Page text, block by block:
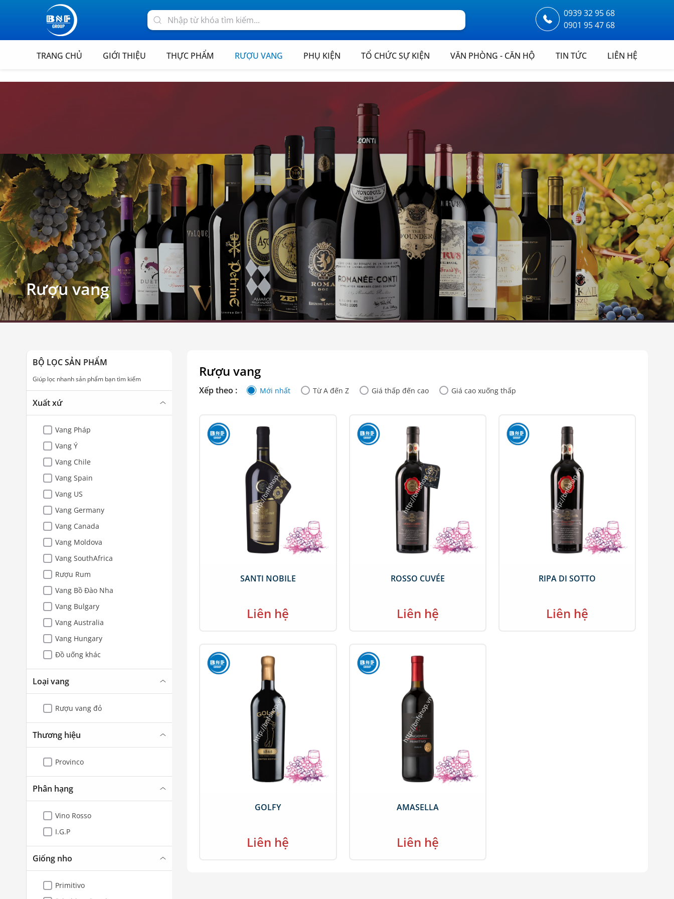
0939 32 95 68
0901 95 47 68
TRANG CHỦ GIỚI THIỆU THỰC PHẨM RƯỢU VANG PHỤ KIỆN TỔ CHỨC SỰ KIỆN VĂN PHÒNG - CĂN HỘ TIN TỨC LIÊN HỆ
Rượu vang
BỘ LỌC SẢN PHẨM
Giúp lọc nhanh sản phẩm bạn tìm kiếm
Xuất xứ
Vang Pháp
Vang Ý
Vang Chile
Vang Spain
Vang US
Vang Germany
Vang Canada
Vang Moldova
Vang SouthAfrica
Rượu Rum
Vang Bồ Đào Nha
Vang Bulgary
Vang Australia
Vang Hungary
Đồ uống khác
Loại vang
Rượu vang đỏ
Thương hiệu
Provinco
Phân hạng
Vino Rosso
I.G.P
Giống nho
Primitivo
Rượu vang
Xếp theo : Mới nhất Từ A đến Z Giá thấp đến cao Giá cao xuống thấp
SANTI NOBILE
Liên hệ
ROSSO CUVÉE
Liên hệ
RIPA DI SOTTO
Liên hệ
GOLFY
Liên hệ
AMASELLA
Liên hệ